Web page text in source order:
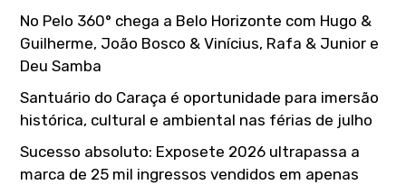
No Pelo 360° chega a Belo Horizonte com Hugo &
Guilherme, João Bosco & Vinícius, Rafa & Junior e
Deu Samba
Santuário do Caraça é oportunidade para imersão
histórica, cultural e ambiental nas férias de julho
Sucesso absoluto: Exposete 2026 ultrapassa a
marca de 25 mil ingressos vendidos em apenas